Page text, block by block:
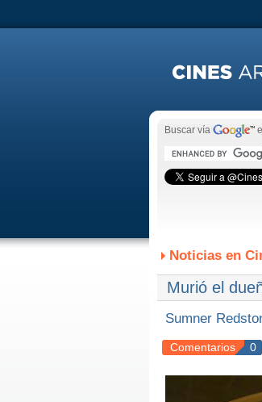
Buscar vía
Noticias en
Murió el
Sumner
Comentarios 0